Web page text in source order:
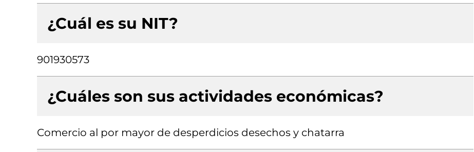
¿Cuál es su NIT?
901930573
¿Cuáles son sus actividades económicas?
Comercio al por mayor de desperdicios desechos y chatarra